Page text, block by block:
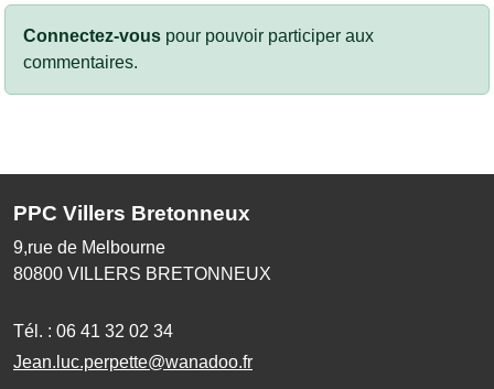
Connectez-vous pour pouvoir participer aux
commentaires.
PPC Villers Bretonneux
9,rue de Melbourne
80800 VILLERS BRETONNEUX
Tél. : 06 41 32 02 34
Jean.luc.perpette@wanadoo.fr